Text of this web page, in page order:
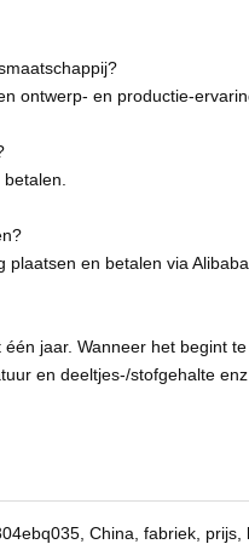
ontwerp- en productie-
plaatsen en betalen via
jaar. Wanneer het begint
en deeltjes-/stofgehalte
China, fabriek, prijs,